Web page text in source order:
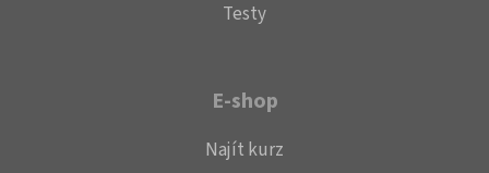
Testy
E-shop
Najít kurz